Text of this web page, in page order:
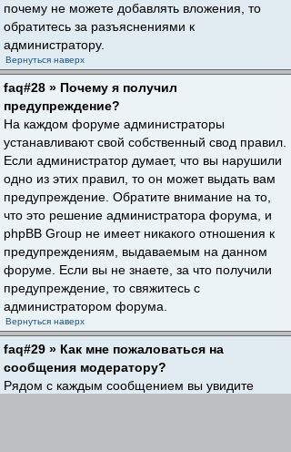
почему не можете добавлять вложения, то
обратитесь за разъяснениями к
администратору.
Вернуться наверх
faq#28 » Почему я получил
предупреждение?
На каждом форуме администраторы
устанавливают свой собственный свод правил.
Если администратор думает, что вы нарушили
одно из этих правил, то он может выдать вам
предупреждение. Обратите внимание на то,
что это решение администратора форума, и
phpBB Group не имеет никакого отношения к
предупреждениям, выдаваемым на данном
форуме. Если вы не знаете, за что получили
предупреждение, то свяжитесь с
администратором форума.
Вернуться наверх
faq#29 » Как мне пожаловаться на
сообщения модератору?
Рядом с каждым сообщением вы увидите